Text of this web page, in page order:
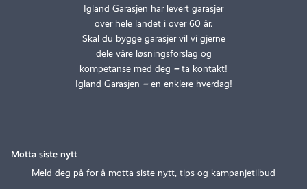
Igland Garasjen har levert garasjer
over hele landet i over 60 år.
Skal du bygge garasjer vil vi gjerne
dele våre løsningsforslag og
kompetanse med deg –ta kontakt!
Igland Garasjen –en enklere hverdag!
Motta siste nytt
Meld deg på for å motta siste nytt, tips og kampanjetilbud